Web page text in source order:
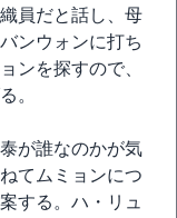
員だと話し、母
ンウォンに打ち
ンを探すので、
。
が誰なのかが気
てムミョンにつ
する。ハ・リュ